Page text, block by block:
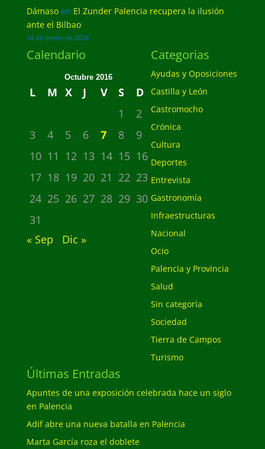
Dámasoen El Zunder Palencia recupera la ilusión
ante el Bilbao
14 de enero de 2024
Calendario
Octubre 2016
L M X J V S
D
1
2
3
4 5 6 7 8
9
10 11 12 13 14 15 16
17 18 19 20 21 22 23
24 25 26 27 28 29 30
31
« Sep
Dic »
Categorias
Ayudas y Oposiciones
Castilla y León
Castromocho
Crónica
Cultura
Deportes
Entrevista
Gastronomía
Infraestructuras
Nacional
Ocio
Palencia y Provincia
Salud
Sin categoría
Sociedad
Tierra de Campos
Turismo
Últimas Entradas
Apuntes de una exposición celebrada hace un siglo
en Palencia
Adif abre una nueva batalla en Palencia
Marta García roza el doblete